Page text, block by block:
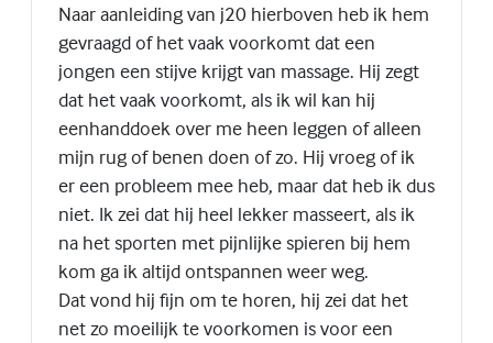
Naar aanleiding van j20 hierboven heb ik hem
gevraagd of het vaak voorkomt dat een
jongen een stijve krijgt van massage. Hij zegt
dat het vaak voorkomt, als ik wil kan hij
eenhanddoek over me heen leggen of alleen
mijn rug of benen doen of zo. Hij vroeg of ik
er een probleem mee heb, maar dat heb ik dus
niet. Ik zei dat hij heel lekker masseert, als ik
na het sporten met pijnlijke spieren bij hem
kom ga ik altijd ontspannen weer weg.
Dat vond hij fijn om te horen, hij zei dat het
net zo moeilijk te voorkomen is voor een